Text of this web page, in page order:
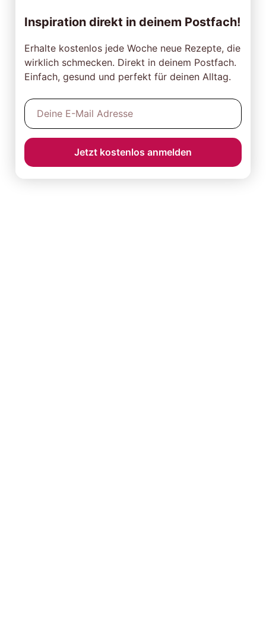
Inspiration direkt in deinem Postfach!
Erhalte kostenlos jede Woche neue Rezepte, die
wirklich schmecken. Direkt in deinem Postfach.
Einfach, gesund und perfekt für deinen Alltag.
Jetzt kostenlos anmelden